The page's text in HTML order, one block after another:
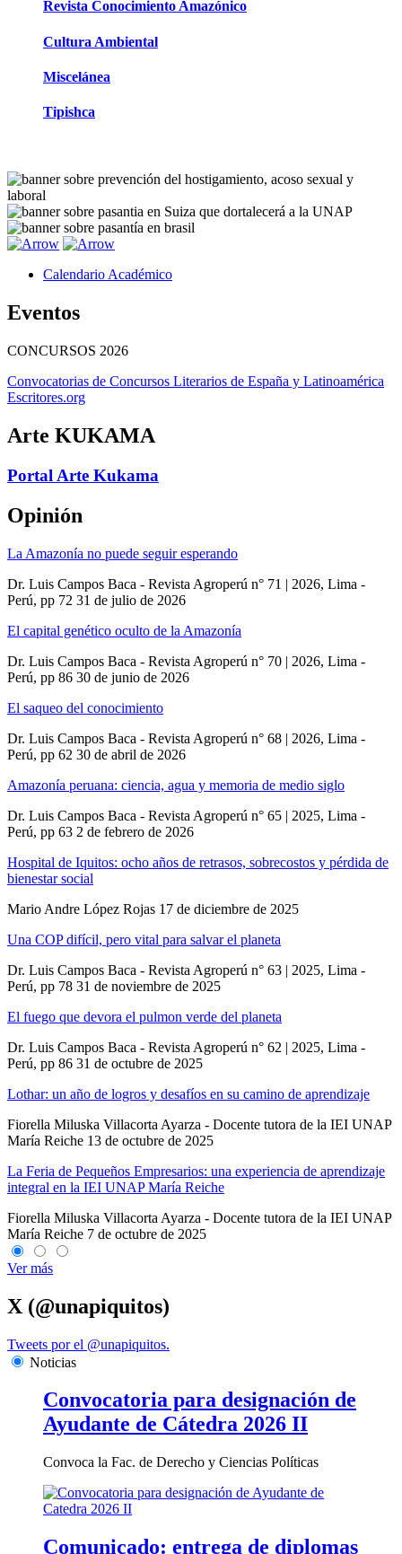
Revista Conocimiento Amazónico
Cultura Ambiental
Miscelánea
Tipishca
Calendario Académico
Eventos
CONCURSOS 2026
Convocatorias de Concursos Literarios de España y Latinoamérica
Escritores.org
Arte KUKAMA
Portal Arte Kukama
Opinión
La Amazonía no puede seguir esperando
Dr. Luis Campos Baca - Revista Agroperú n° 71 | 2026, Lima -
Perú, pp 72 31 de julio de 2026
El capital genético oculto de la Amazonía
Dr. Luis Campos Baca - Revista Agroperú n° 70 | 2026, Lima -
Perú, pp 86 30 de junio de 2026
El saqueo del conocimiento
Dr. Luis Campos Baca - Revista Agroperú n° 68 | 2026, Lima -
Perú, pp 62 30 de abril de 2026
Amazonía peruana: ciencia, agua y memoria de medio siglo
Dr. Luis Campos Baca - Revista Agroperú n° 65 | 2025, Lima -
Perú, pp 63 2 de febrero de 2026
Hospital de Iquitos: ocho años de retrasos, sobrecostos y pérdida de
bienestar social
Mario Andre López Rojas 17 de diciembre de 2025
Una COP difícil, pero vital para salvar el planeta
Dr. Luis Campos Baca - Revista Agroperú n° 63 | 2025, Lima -
Perú, pp 78 31 de noviembre de 2025
El fuego que devora el pulmon verde del planeta
Dr. Luis Campos Baca - Revista Agroperú n° 62 | 2025, Lima -
Perú, pp 86 31 de octubre de 2025
Lothar: un año de logros y desafíos en su camino de aprendizaje
Fiorella Miluska Villacorta Ayarza - Docente tutora de la IEI UNAP
María Reiche 13 de octubre de 2025
La Feria de Pequeños Empresarios: una experiencia de aprendizaje
integral en la IEI UNAP María Reiche
Fiorella Miluska Villacorta Ayarza - Docente tutora de la IEI UNAP
María Reiche 7 de octubre de 2025
Ver más
X (@unapiquitos)
Tweets por el @unapiquitos.
Noticias
Convocatoria para designación de
Ayudante de Cátedra 2026 II
Convoca la Fac. de Derecho y Ciencias Políticas
Comunicado: entrega de diplomas